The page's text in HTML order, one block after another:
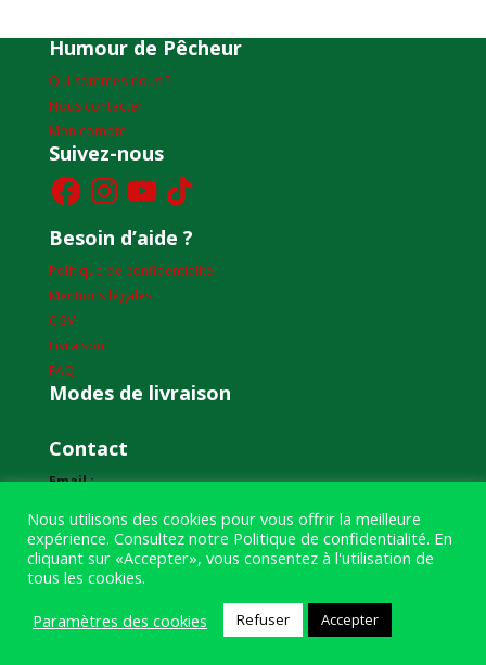
Humour de Pêcheur
Qui sommes-nous ?
Nous contacter
Mon compte
Suivez-nous
FacebookInstagramYouTubeTikTok
Besoin d’aide ?
Politique de confidentialité
Mentions légales
CGV
Livraison
FAQ
Modes de livraison
Contact
Email :
Adresse :
1bis boulevard Louis Renault
Téléphone :
Nous utilisons des cookies pour vous offrir la meilleure
expérience. Consultez notre Politique de confidentialité. En
cliquant sur «Accepter», vous consentez à l'utilisation de
tous les cookies.
Paramètres des cookies
Refuser Accepter